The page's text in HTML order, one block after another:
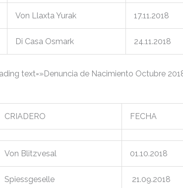
Von Llaxta Yurak 17.11.2018
Di Casa Osmark 24.11.2018
text=»Denuncia de Nacimiento Octubre
CRIADERO FECHA
Von Blitzvesal 01.10.2018
Spiessgeselle 21.09.2018